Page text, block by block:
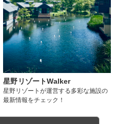
星野リゾートWalker
星野リゾートが運営する多彩な施設の
最新情報をチェック！